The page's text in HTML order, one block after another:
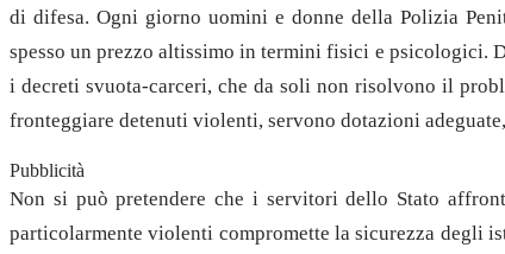
di difesa. Ogni giorno uomini e donne della Polizia
spesso un prezzo altissimo in termini fisici e psicologici.
i decreti svuota-carceri, che da soli non risolvono il
fronteggiare detenuti violenti, servono dotazioni
Pubblicità
Non si può pretendere che i servitori dello Stato
particolarmente violenti compromette la sicurezza degli